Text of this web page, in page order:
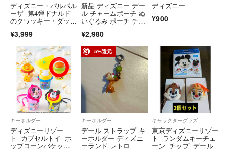
ディズニー・パルパル
ーザ 第4弾ドナルド
のクワッキー・ダッ
ぐるみバッジ
¥3,999
新品 ディズニー デー
ル チャームポーチ ぬ
いぐるみ ポーチ チャ
¥2,980
ディズニー
¥900
キーホルダー
ディズニーリゾー
ト カプセルトイ ポ
ップコーンバケッ
5%還元
キーホルダー
デール ストラップ キ
ーホルダー ディズニ
ーランド レトロ
キャラクターグッズ
東京ディズニーリゾー
ト ランダムキーチェ
ーン チップ デール